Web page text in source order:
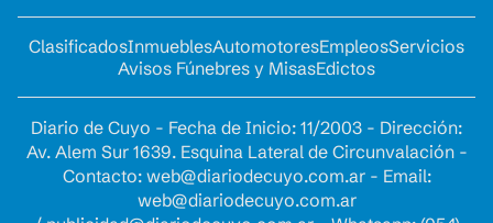
ClasificadosInmueblesAutomotoresEmpleosServicios
Avisos Fúnebres y MisasEdictos
Diario de Cuyo - Fecha de Inicio: 11/2003 - Dirección:
Av. Alem Sur 1639. Esquina Lateral de Circunvalación -
Contacto: web@diariodecuyo.com.ar- Email:
web@diariodecuyo.com.ar